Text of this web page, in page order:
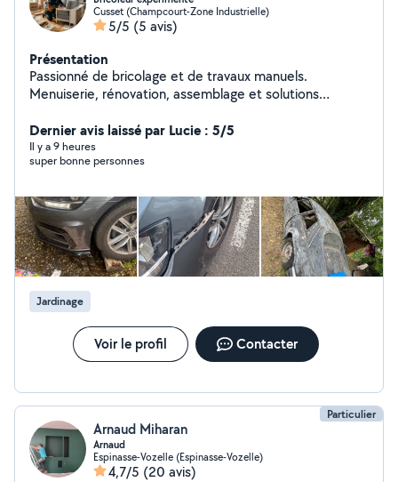
Cusset (Champcourt-Zone Industrielle)
5/5 (5 avis)
Présentation
Passionné de bricolage et de travaux manuels.
Menuiserie, rénovation, assemblage et solutions
Dernier avis laissé par Lucie : 5/5
Il y a 9 heures
super bonne personnes
Jardinage
Voir le profil Contacter
Particulier
Arnaud Miharan
Arnaud
Espinasse-Vozelle (Espinasse-Vozelle)
4,7/5 (20 avis)